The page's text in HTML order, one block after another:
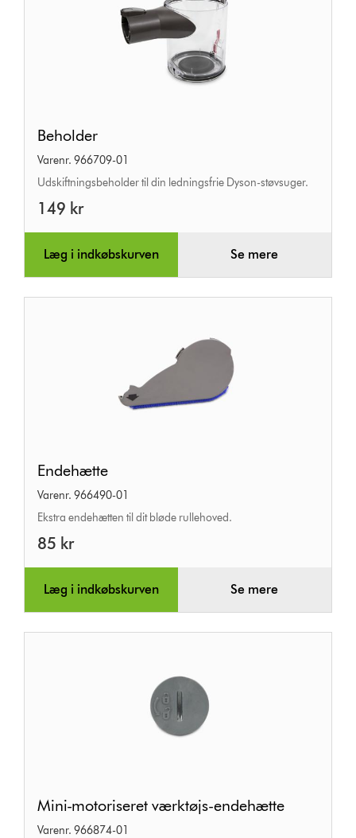
Beholder
Varenr. 966709-01
Udskiftningsbeholder til din ledningsfrie Dyson-støvsuger.
149 kr
Læg i indkøbskurven Se mere
Endehætte
Varenr. 966490-01
Ekstra endehætten til dit bløde rullehoved.
85 kr
Læg i indkøbskurven Se mere
motoriseret
Mini-motoriseret værktøjs-endehætte
Varenr. 966874-01